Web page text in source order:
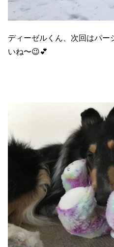
ディーゼルくん、次回はパー
いね〜😉💕